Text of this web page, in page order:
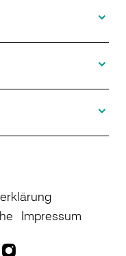
Impressum